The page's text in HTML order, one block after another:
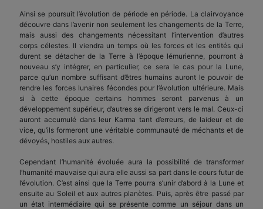
Ainsi se poursuit l’évolution de période en période. La clairvoyance
découvre dans l’avenir non seulement les changements de la Terre,
mais aussi des changements nécessitant l’intervention d’autres
corps célestes. Il viendra un temps où les forces et les entités qui
durent se détacher de la Terre à l’époque lémurienne, pourront à
nouveau s’y intégrer, en particulier, ce sera le cas pour la Lune,
parce qu’un nombre suffisant d’êtres humains auront le pouvoir de
rendre les forces lunaires fécondes pour l’évolution ultérieure. Mais
si à cette époque certains hommes seront parvenus à un
développement supérieur, d’autres se dirigeront vers le mal. Ceux-ci
auront accumulé dans leur Karma tant d’erreurs, de laideur et de
vice, qu’ils formeront une véritable communauté de méchants et de
dévoyés, hostiles aux autres.
Cependant l’humanité évoluée aura la possibilité de transformer
l’humanité mauvaise qui aura elle aussi sa part dans le cours futur de
l’évolution. C’est ainsi que la Terre pourra s’unir d’abord à la Lune et
ensuite au Soleil et aux autres planètes. Puis, après être passé par
un état intermédiaire qui se présente comme un séjour dans un